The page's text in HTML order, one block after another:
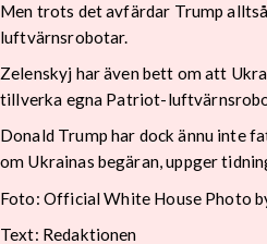
Men trots det avfärdar Trump
luftvärnsrobotar.
Zelenskyj har även bett om att
tillverka egna Patriot-
Donald Trump har dock ännu inte
om Ukrainas begäran, uppger
Foto: Official White House Photo
Text: Redaktionen